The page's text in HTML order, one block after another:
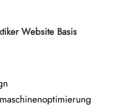
Website Basis